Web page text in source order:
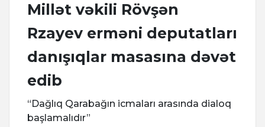
Millət vəkili Rövşən
Rzayev erməni deputatları
danışıqlar masasına dəvət
edib
“Dağlıq Qarabağın icmaları arasında dialoq
başlamalıdır”